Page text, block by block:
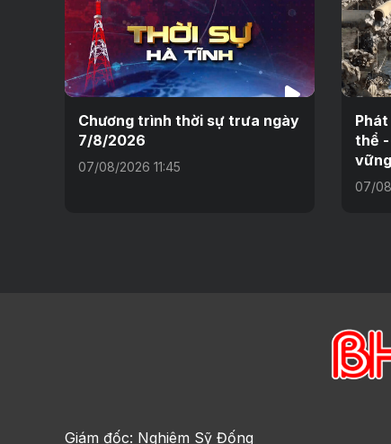
Chương trình thời sự trưa ngày
7/8/2026
07/08/2026 11:45
thể -
vững
07/
Giám đốc: Nghiêm Sỹ Đống